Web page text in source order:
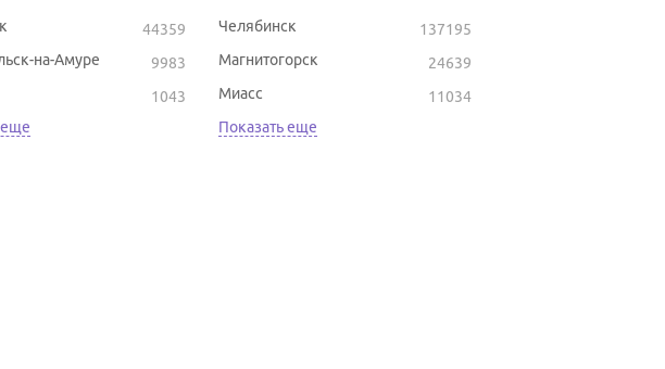
44359
9983
на-Амуре
1043
еще
137195
Челябинск
24639
Магнитогорск
11034
Миасс
Показать еще